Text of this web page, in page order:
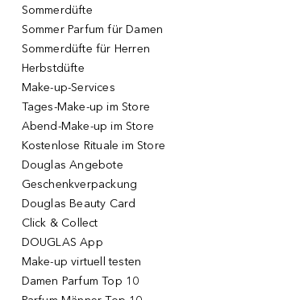
Sommerdüfte
Sommer Parfum für Damen
Sommerdüfte für Herren
Herbstdüfte
Make-up-Services
Tages-Make-up im Store
Abend-Make-up im Store
Kostenlose Rituale im Store
Douglas Angebote
Geschenkverpackung
Douglas Beauty Card
Click & Collect
DOUGLAS App
Make-up virtuell testen
Damen Parfum Top 10